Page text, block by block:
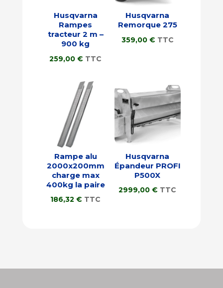
Husqvarna
Rampes
tracteur 2 m –
900 kg
259,00€ TTC
Husqvarna
Remorque 275
359,00 € TTC
Rampe alu
2000x200mm
charge max
400kg la paire
186,32€ TTC
Husqvarna
Épandeur PROFI
P500X
2999,00€ TTC